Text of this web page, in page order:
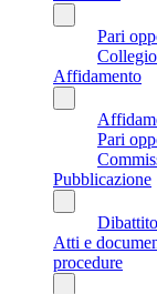
Pari
Affidamento
Pari
Pubblicazione
Atti e
procedure